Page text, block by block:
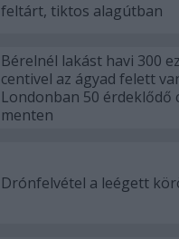
feltárt, tiktos alagútban
Bérelnél lakást havi 300
centivel az ágyad felett
Londonban 50 érdeklődő
menten
Drónfelvétel a leégett